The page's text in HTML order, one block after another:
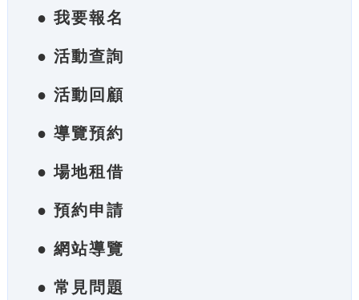
● 我要報名
● 活動查詢
● 活動回顧
● 導覽預約
● 場地租借
● 預約申請
● 網站導覽
● 常見問題